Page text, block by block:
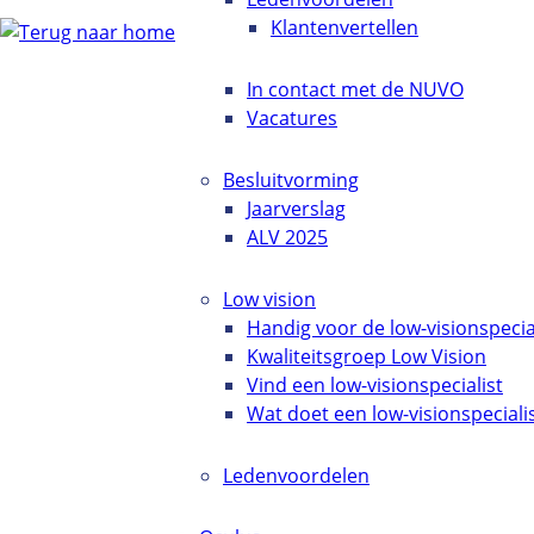
Klantenvertellen
In contact met de NUVO
Vacatures
Besluitvorming
Jaarverslag
ALV 2025
Low vision
Handig voor de low-
Kwaliteitsgroep Low Vision
Vind een low-visionspecialist
Wat doet een low-
Ledenvoordelen